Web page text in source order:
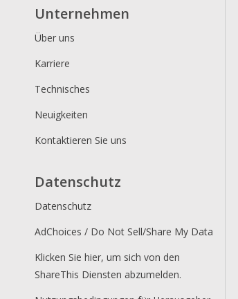
Unternehmen
Über uns
Karriere
Technisches
Neuigkeiten
Kontaktieren Sie uns
Datenschutz
Datenschutz
AdChoices / Do Not Sell/Share My Data
Klicken Sie hier, um sich von den
ShareThis Diensten abzumelden.